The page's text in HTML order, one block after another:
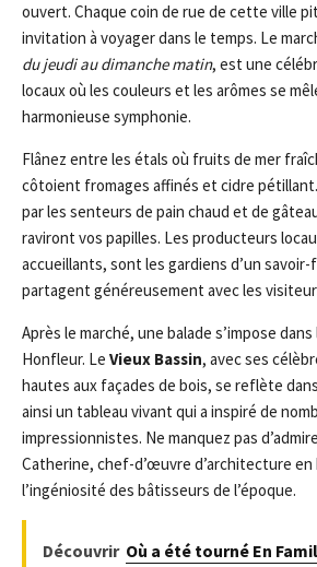
ouvert. Chaque coin de rue de cette ville
invitation à voyager dans le temps. Le
du jeudi au dimanche matin, est une
locaux où les couleurs et les arômes se
harmonieuse symphonie.
Flânez entre les étals où fruits de mer
côtoient fromages affinés et cidre
par les senteurs de pain chaud et de
raviront vos papilles. Les producteurs
accueillants, sont les gardiens d’un savoir-
partagent généreusement avec les
Après le marché, une balade s’impose
Honfleur. Le Vieux Bassin, avec ses
hautes aux façades de bois, se reflète
ainsi un tableau vivant qui a inspiré de
impressionnistes. Ne manquez pas
Catherine, chef-d’œuvre d’architecture
l’ingéniosité des bâtisseurs de l’époque.
Découvrir Où a été tourné En